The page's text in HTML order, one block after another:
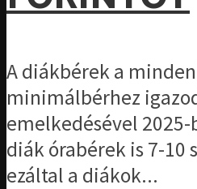
A diákbérek a
minimálbérhez
emelkedésével
diák órabérek is 7-10
ezáltal a diákok...